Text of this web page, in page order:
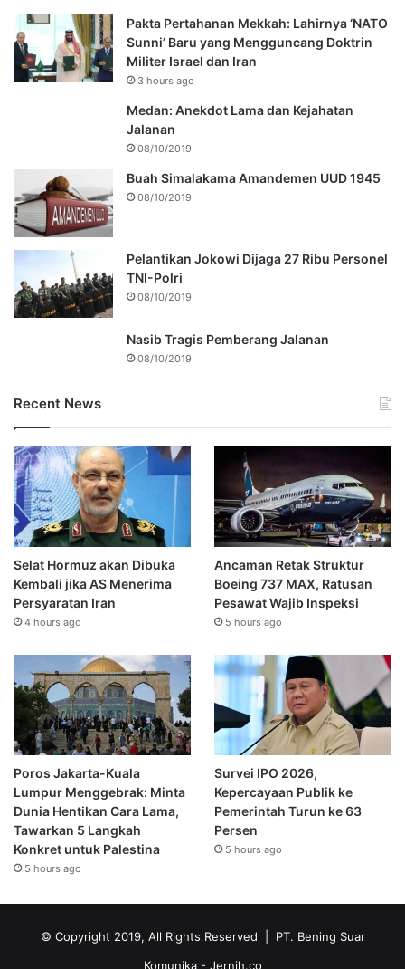
Pakta Pertahanan Mekkah: Lahirnya ‘NATO
Sunni’ Baru yang Mengguncang Doktrin
Militer Israel dan Iran
3 hours ago
Medan: Anekdot Lama dan Kejahatan
Jalanan
08/10/2019
Buah Simalakama Amandemen UUD 1945
08/10/2019
Pelantikan Jokowi Dijaga 27 Ribu Personel
TNI-Polri
08/10/2019
Nasib Tragis Pemberang Jalanan
08/10/2019
Recent News
Selat Hormuz akan Dibuka
Kembali jika AS Menerima
Persyaratan Iran
4 hours ago
Ancaman Retak Struktur
Boeing 737 MAX, Ratusan
Pesawat Wajib Inspeksi
5 hours ago
Poros Jakarta-Kuala
Lumpur Menggebrak: Minta
Dunia Hentikan Cara Lama,
Tawarkan 5 Langkah
Konkret untuk Palestina
5 hours ago
Survei IPO 2026,
Kepercayaan Publik ke
Pemerintah Turun ke 63
Persen
5 hours ago
© Copyright 2019, All Rights Reserved | PT. Bening Suar
Komunika - Jernih.co